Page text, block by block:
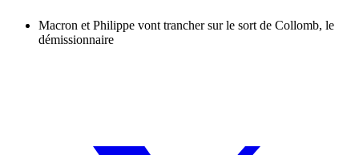
Macron et Philippe vont trancher sur le sort de Collomb, le
démissionnaire